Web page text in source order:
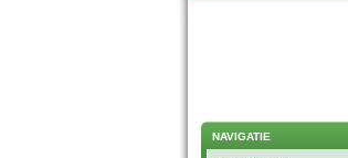
NAVIGATIE